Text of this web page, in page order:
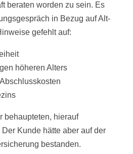
beraten worden zu sein. Es
in Bezug auf Alt-
gefehlt auf:
höheren Alters
behaupteten, hierauf
Kunde hätte aber auf der
bestanden.